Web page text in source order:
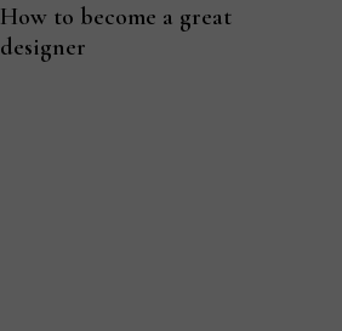
How to become a great
designer